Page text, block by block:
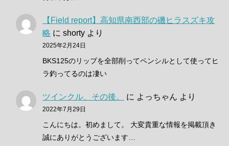
【Field report】高知県南西部の磯ヒラスズキ攻
略 に shorty より
2025年2月24日
BKS125のリップを全部削ってペンシルとして使ってヒ
ラ釣ってるのは凄い
ツインクル、その後。 に よっちゃん より
2022年7月29日
こんにちは。初めまして。 大変貴重な情報を掲載頂き
誠にありがとうございます…